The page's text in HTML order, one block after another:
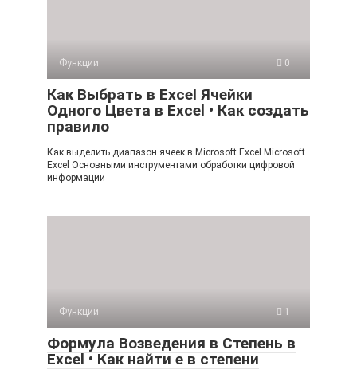
Функции 0
Как Выбрать в Excel Ячейки
Одного Цвета в Excel • Как создать
правило
Как выделить диапазон ячеек в Microsoft Excel Microsoft
Excel Основными инструментами обработки цифровой
информации
Функции 1
Формула Возведения в Степень в
Excel • Как найти е в степени